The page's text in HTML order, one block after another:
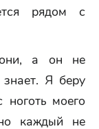
рядом с
а он не
Я беру
моего
каждый не